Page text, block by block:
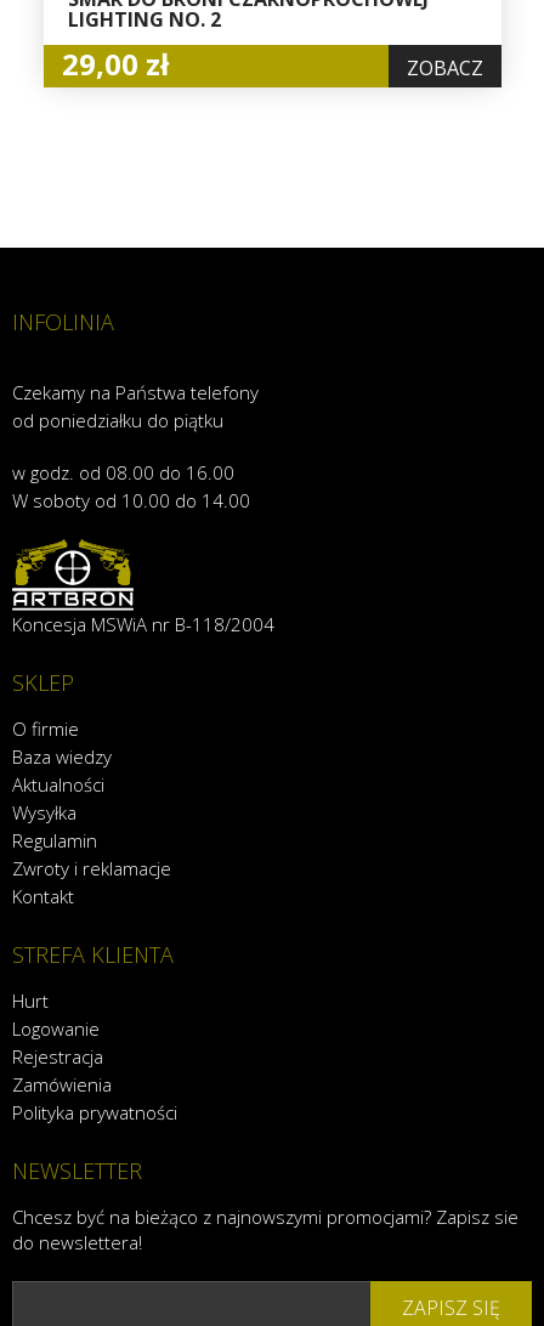
LIGHTING NO. 2
29,00 zł ZOBACZ
INFOLINIA
Czekamy na Państwa telefony
od poniedziałku do piątku
w godz. od 08.00 do 16.00
W soboty od 10.00 do 14.00
Koncesja MSWiA nr B-118/2004
SKLEP
O firmie
Baza wiedzy
Aktualności
Wysyłka
Regulamin
Zwroty i reklamacje
Kontakt
STREFA KLIENTA
Hurt
Logowanie
Rejestracja
Zamówienia
Polityka prywatności
NEWSLETTER
Chcesz być na bieżąco z najnowszymi promocjami? Zapisz sie
do newslettera!
ZAPISZ SIĘ